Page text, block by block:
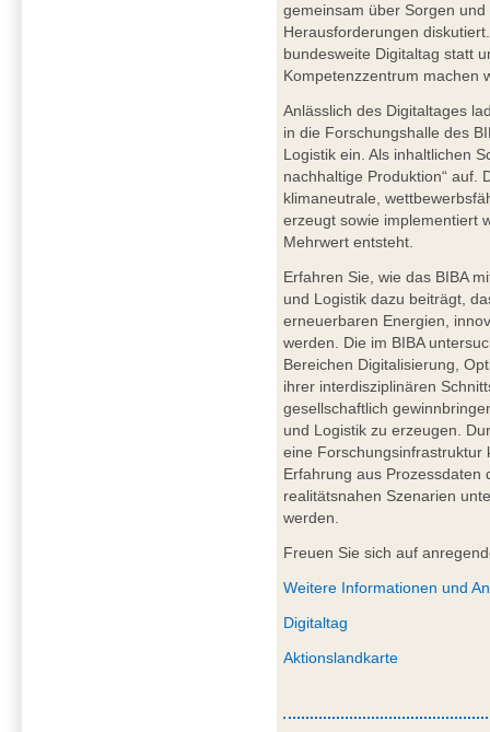
gemeinsam über Sorgen
Herausforderungen
bundesweite Digitaltag statt
Kompetenzzentrum machen
Anlässlich des Digitaltages
in die Forschungshalle des
Logistik ein. Als inhaltlichen
nachhaltige Produktion“ auf.
klimaneutrale,
erzeugt sowie implementiert
Mehrwert entsteht.
Erfahren Sie, wie das BIBA
und Logistik dazu beiträgt,
erneuerbaren Energien,
werden. Die im BIBA
Bereichen Digitalisierung,
ihrer interdisziplinären
gesellschaftlich
und Logistik zu erzeugen.
eine Forschungsinfrastruktur
Erfahrung aus Prozessdaten
realitätsnahen Szenarien
werden.
Freuen Sie sich auf
Weitere Informationen und
Digitaltag
Aktionslandkarte